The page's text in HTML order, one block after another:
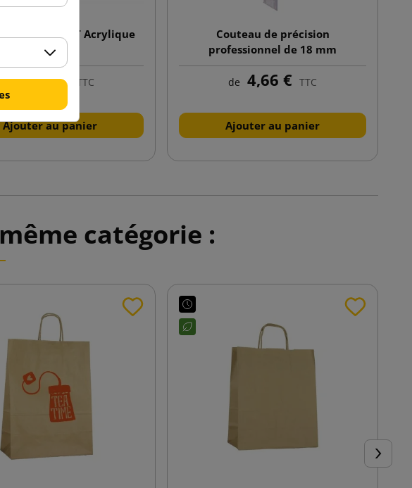
adhésif SMART Acrylique
48/50 brun
de 0,54 € TTC
Ajouter au panier
Couteau de précision
professionnel de 18 mm
de 4,66 € TTC
Ajouter au panier
catégorie :
Suivant